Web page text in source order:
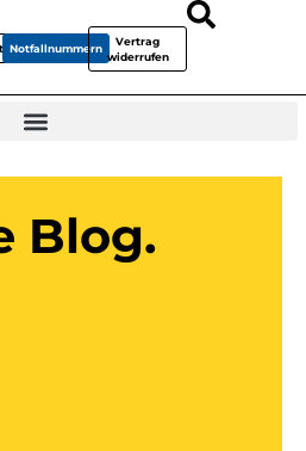
Notfallnummern
Vertrag
widerrufen
Blog.